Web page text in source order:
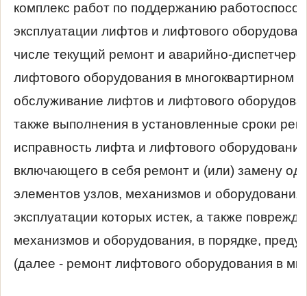
комплекс работ по поддержанию
эксплуатации лифтов и лифтового
числе текущий ремонт и аварийно-
лифтового оборудования в многоквартирном
обслуживание лифтов и лифтового
также выполнения в установленные сроки
исправность лифта и лифтового
включающего в себя ремонт и (или) замену
элементов узлов, механизмов и
эксплуатации которых истек, а также
механизмов и оборудования, в порядке,
(далее - ремонт лифтового оборудования в